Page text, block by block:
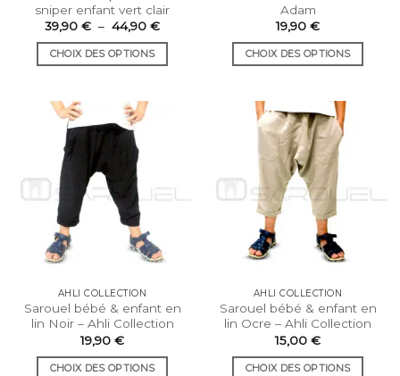
du
produit
du
produit
sniper enfant vert clair
39,90 € – 44,90 €Plage
prix :
CHOIX DES OPTIONS
plusieurs
variations.
options
peuvent
être
choisies
page
du
produit
Adam
19,90 €
CHOIX DES OPTIONS
a
plusieurs
variations.
Les
options
peuvent
être
choisies
page
du
produit
AHLI COLLECTION
Sarouel bébé & enfant en
lin Noir – Ahli Collection
19,90 €
CHOIX DES OPTIONS
AHLI COLLECTION
Sarouel bébé & enfant en
lin Ocre – Ahli Collection
15,00 €
CHOIX DES OPTIONS